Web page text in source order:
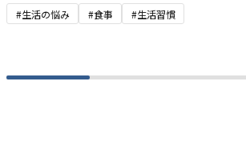
#生活の悩み #食事 #生活習慣